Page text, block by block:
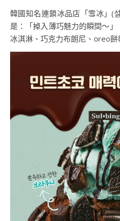
韓國知名連鎖冰品店「雪冰」(
是：「掉入薄巧魅力的瞬間～
冰淇淋、巧克力布朗尼、oreo餅